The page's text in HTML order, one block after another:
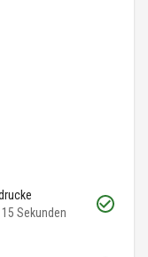
Sekunden